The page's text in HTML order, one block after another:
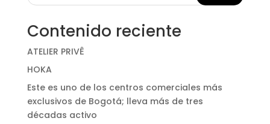
Contenido reciente
ATELIER PRIVÊ
HOKA
Este es uno de los centros comerciales más
exclusivos de Bogotá; lleva más de tres
décadas activo